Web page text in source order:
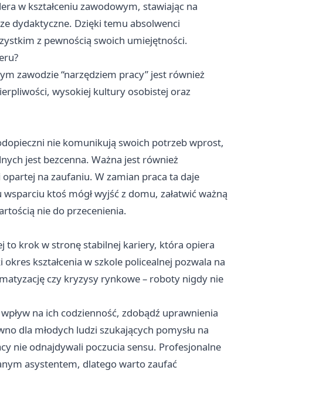
w kształceniu zawodowym, stawiając na
dydaktyczne. Dzięki temu absolwenci
z pewnością swoich umiejętności.
zawodzie “narzędziem pracy” jest również
wysokiej kultury osobistej oraz
nie komunikują swoich potrzeb wprost,
jest bezcenna. Ważna jest również
na zaufaniu. W zamian praca ta daje
ktoś mógł wyjść z domu, załatwić ważną
nie do przecenienia.
to krok w stronę stabilnej kariery, która opiera
kształcenia w szkole policealnej pozwala na
czy kryzysy rynkowe – roboty nigdy nie
na ich codzienność, zdobądź uprawnienia
dla młodych ludzi szukających pomysłu na
nie odnajdywali poczucia sensu. Profesjonalne
asystentem, dlatego warto zaufać